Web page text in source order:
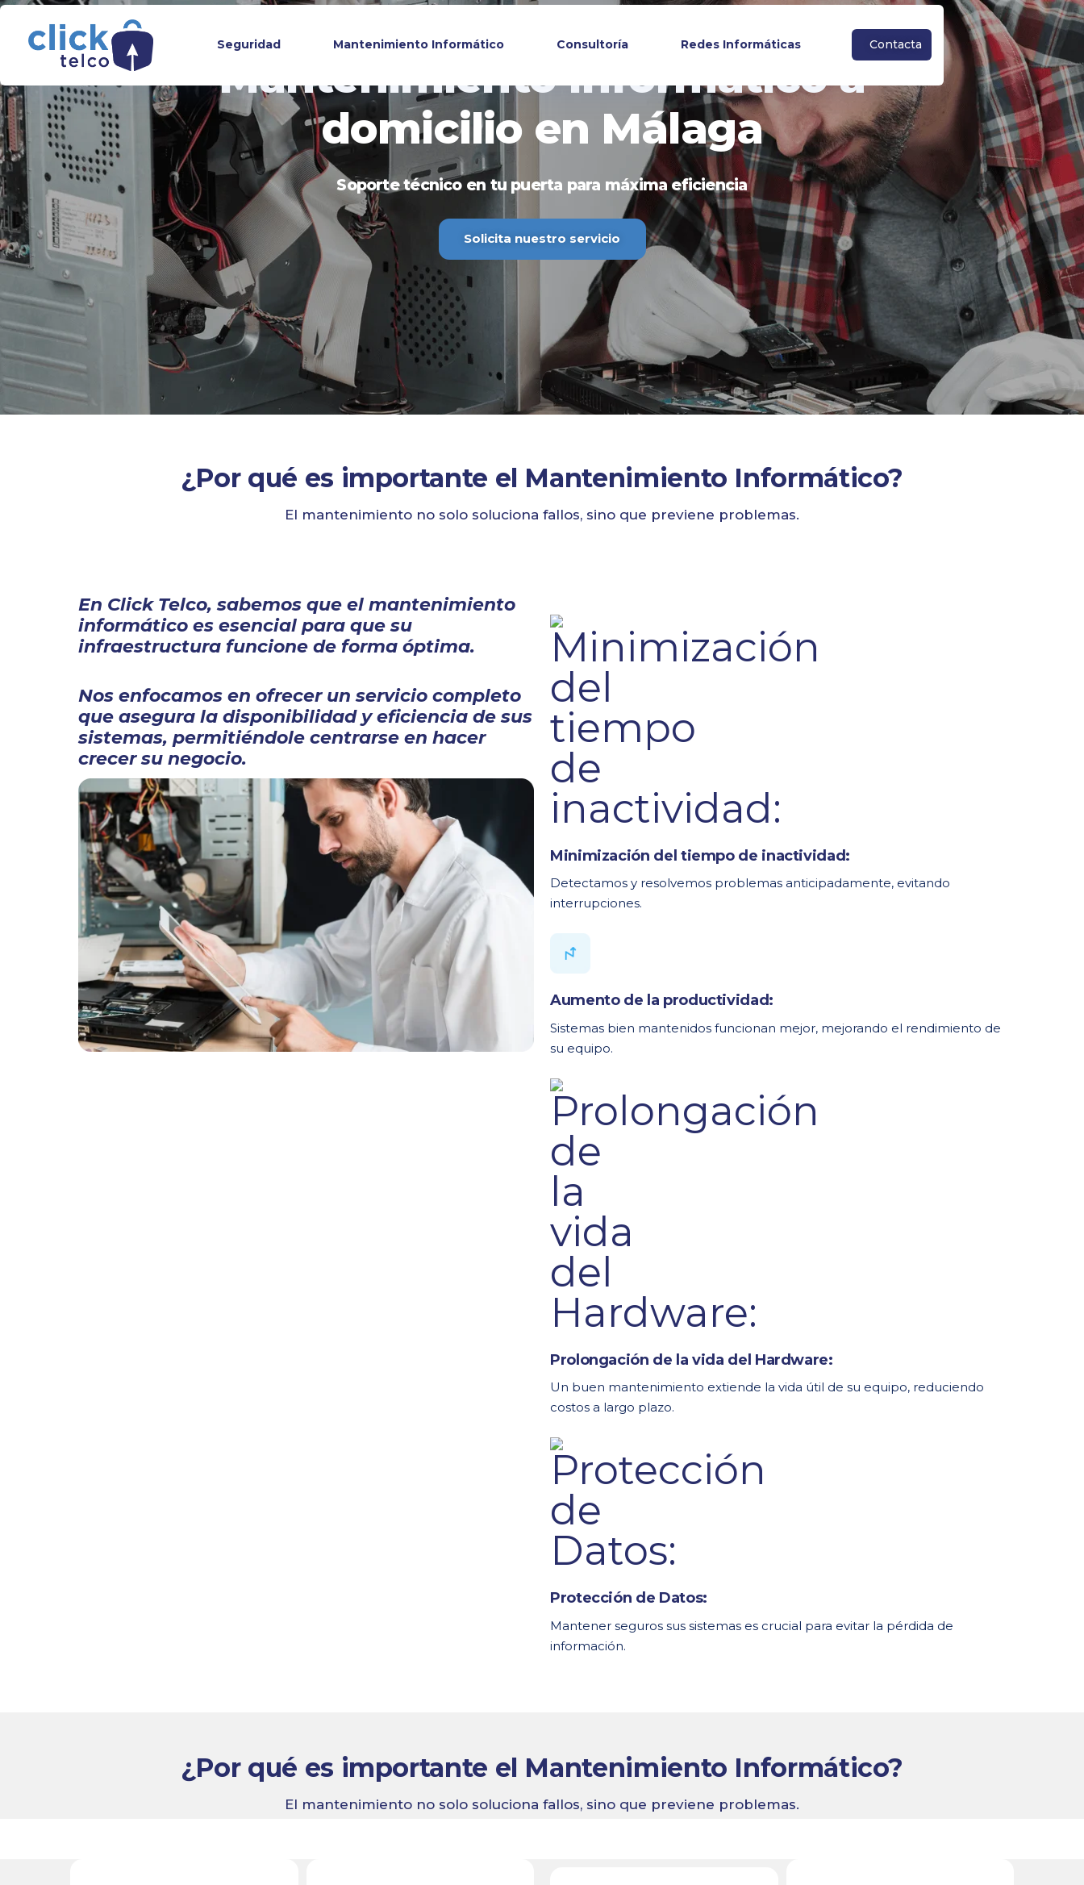
Seguridad Mantenimiento Informático Consultoría Redes Informáticas Contacta
Mantenimiento Informático a
domicilio en Málaga
Soporte técnico en tu puerta para máxima eficiencia
Solicita nuestro servicio
¿Por qué es importante el Mantenimiento Informático?
El mantenimiento no solo soluciona fallos, sino que previene problemas.
En Click Telco, sabemos que el mantenimiento
informático es esencial para que su
infraestructura funcione de forma óptima.
Nos enfocamos en ofrecer un servicio completo
que asegura la disponibilidad y eficiencia de sus
sistemas, permitiéndole centrarse en hacer
crecer su negocio.
Minimización del tiempo de inactividad:
Detectamos y resolvemos problemas anticipadamente, evitando
interrupciones.
Aumento de la productividad:
Sistemas bien mantenidos funcionan mejor, mejorando el rendimiento de
su equipo.
Prolongación de la vida del Hardware:
Un buen mantenimiento extiende la vida útil de su equipo, reduciendo
costos a largo plazo.
Protección de Datos:
Mantener seguros sus sistemas es crucial para evitar la pérdida de
información.
¿Por qué es importante el Mantenimiento Informático?
El mantenimiento no solo soluciona fallos, sino que previene problemas.